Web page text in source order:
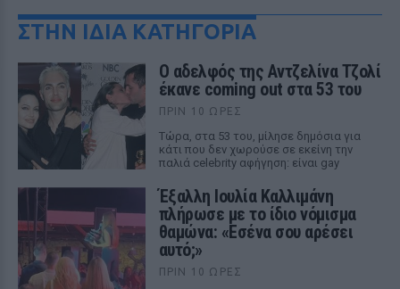
ΣΤΗΝ ΙΔΙΑ ΚΑΤΗΓΟΡΙΑ
Ο αδελφός της Αντζελίνα Τζολί
έκανε coming out στα 53 του
ΠΡΙΝ 10 ΏΡΕΣ
Τώρα, στα 53 του, μίλησε δημόσια για
κάτι που δεν χωρούσε σε εκείνη την
παλιά celebrity αφήγηση: είναι gay
Έξαλλη Ιουλία Καλλιμάνη
πλήρωσε με το ίδιο νόμισμα
θαμώνα: «Εσένα σου αρέσει
αυτό;»
ΠΡΙΝ 10 ΏΡΕΣ